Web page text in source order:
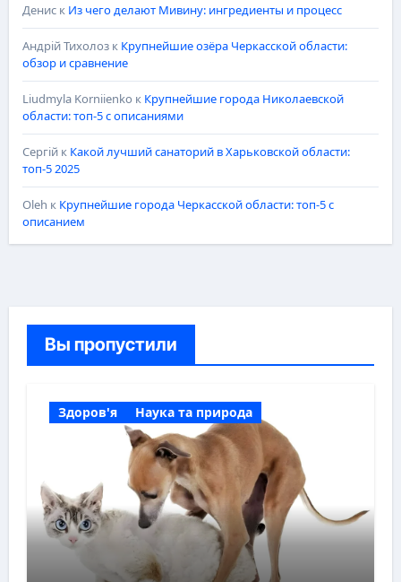
Дениск Из чего делают Мивину: ингредиенты и процесс
Андрій Тихолозк Крупнейшие озёра Черкасской области:
обзор и сравнение
Liudmyla Korniienko к Крупнейшие города Николаевской
области: топ-5 с описаниями
Сергійк Какой лучший санаторий в Харьковской области:
топ-5 2025
Oleh к Крупнейшие города Черкасской области: топ-5 с
описанием
Вы пропустили
Здоров'я Наука та природа